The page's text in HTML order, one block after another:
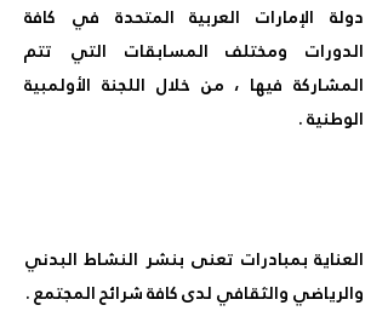
دولة الإمارات العربية المتحدة في كافة
الدورات ومختلف المسابقات التي تتم
المشاركة فيها ، من خلال اللجنة الأولمبية
الوطنية .
العناية بمبادرات تعنى بنشر النشاط البدني
والرياضي والثقافي لدى كافة شرائح المجتمع .